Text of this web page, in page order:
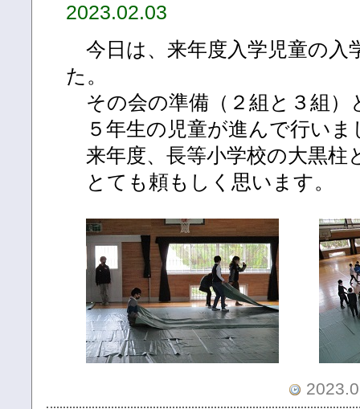
2023.02.03
今日は、来年度入学児童の入
た。
その会の準備（２組と３組）
５年生の児童が進んで行いま
来年度、長等小学校の大黒柱
とても頼もしく思います。